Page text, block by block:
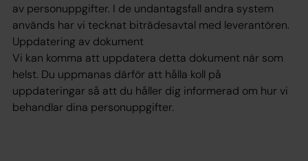
av personuppgifter. I de undantagsfall andra system
används har vi tecknat biträdesavtal med leverantören.
Uppdatering av dokument
Vi kan komma att uppdatera detta dokument när som
helst. Du uppmanas därför att hålla koll på
uppdateringar så att du håller dig informerad om hur vi
behandlar dina personuppgifter.